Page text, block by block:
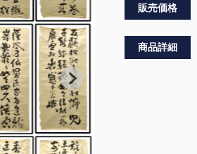
販売価格
商品詳細